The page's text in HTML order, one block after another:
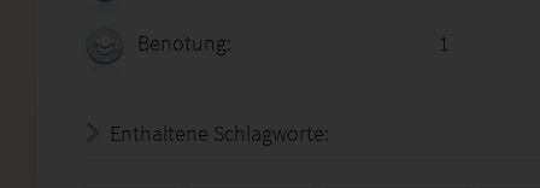
Benotung: 1
Enthaltene Schlagworte: